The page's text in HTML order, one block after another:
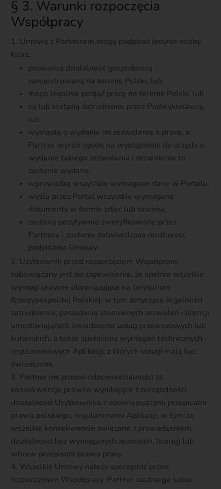
§ 3. Warunki rozpoczęcia
Współpracy
Umowę z Partnerem mogą podpisać jedynie osoby,
które:
prowadzą działalność gospodarczą
zarejestrowaną na terenie Polski, lub
mogą legalnie podjąć pracę na terenie Polski, lub
są lub zostaną zatrudnione przez Podwykonawcę,
lub
wystąpią o wydanie im zezwolenia o pracę, a
Partner wyrazi zgodę na wystąpienie do urzędu o
wydanie takiego zezwolenia i zezwolenie to
zostanie wydane,
wprowadzą wszystkie wymagane dane w Portalu,
wyślą przez Portal wszystkie wymagane
dokumenty w formie zdjęć lub skanów,
zostaną pozytywnie zweryfikowane przez
Partnera i zostanie zatwierdzona możliwość
podpisania Umowy.
Użytkownik przed rozpoczęciem Współpracy
zobowiązany jest do zapewnienia, że spełnia wszelkie
wymogi prawne obowiązujące na terytorium
Rzeczypospolitej Polskiej, w tym dotyczące legalności
zatrudnienia, posiadania stosownych zezwoleń i licencji
umożliwiających świadczenie usług przewozowych lub
kurierskich, a także spełniania wymagań technicznych i
regulaminowych Aplikacji, z których usługi mają być
świadczone.
Partner nie ponosi odpowiedzialności za
konsekwencje prawne wynikające z niezgodności
działalności Użytkownika z obowiązującymi przepisami
prawa polskiego, regulaminami Aplikacji, w tym za
wszelkie konsekwencje związane z prowadzeniem
działalności bez wymaganych zezwoleń, licencji lub
wbrew przepisom prawa pracy.
Wszelkie Umowy należy sporządzić przed
rozpoczęciem Współpracy. Partner zastrzega sobie